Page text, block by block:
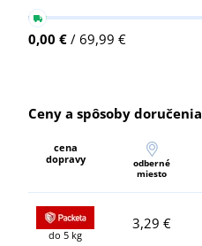
0,00 € / 69,99 €
Ceny a spôsoby doručenia
cena
dopravy
odberné
miesto
do 5 kg
3,29 €